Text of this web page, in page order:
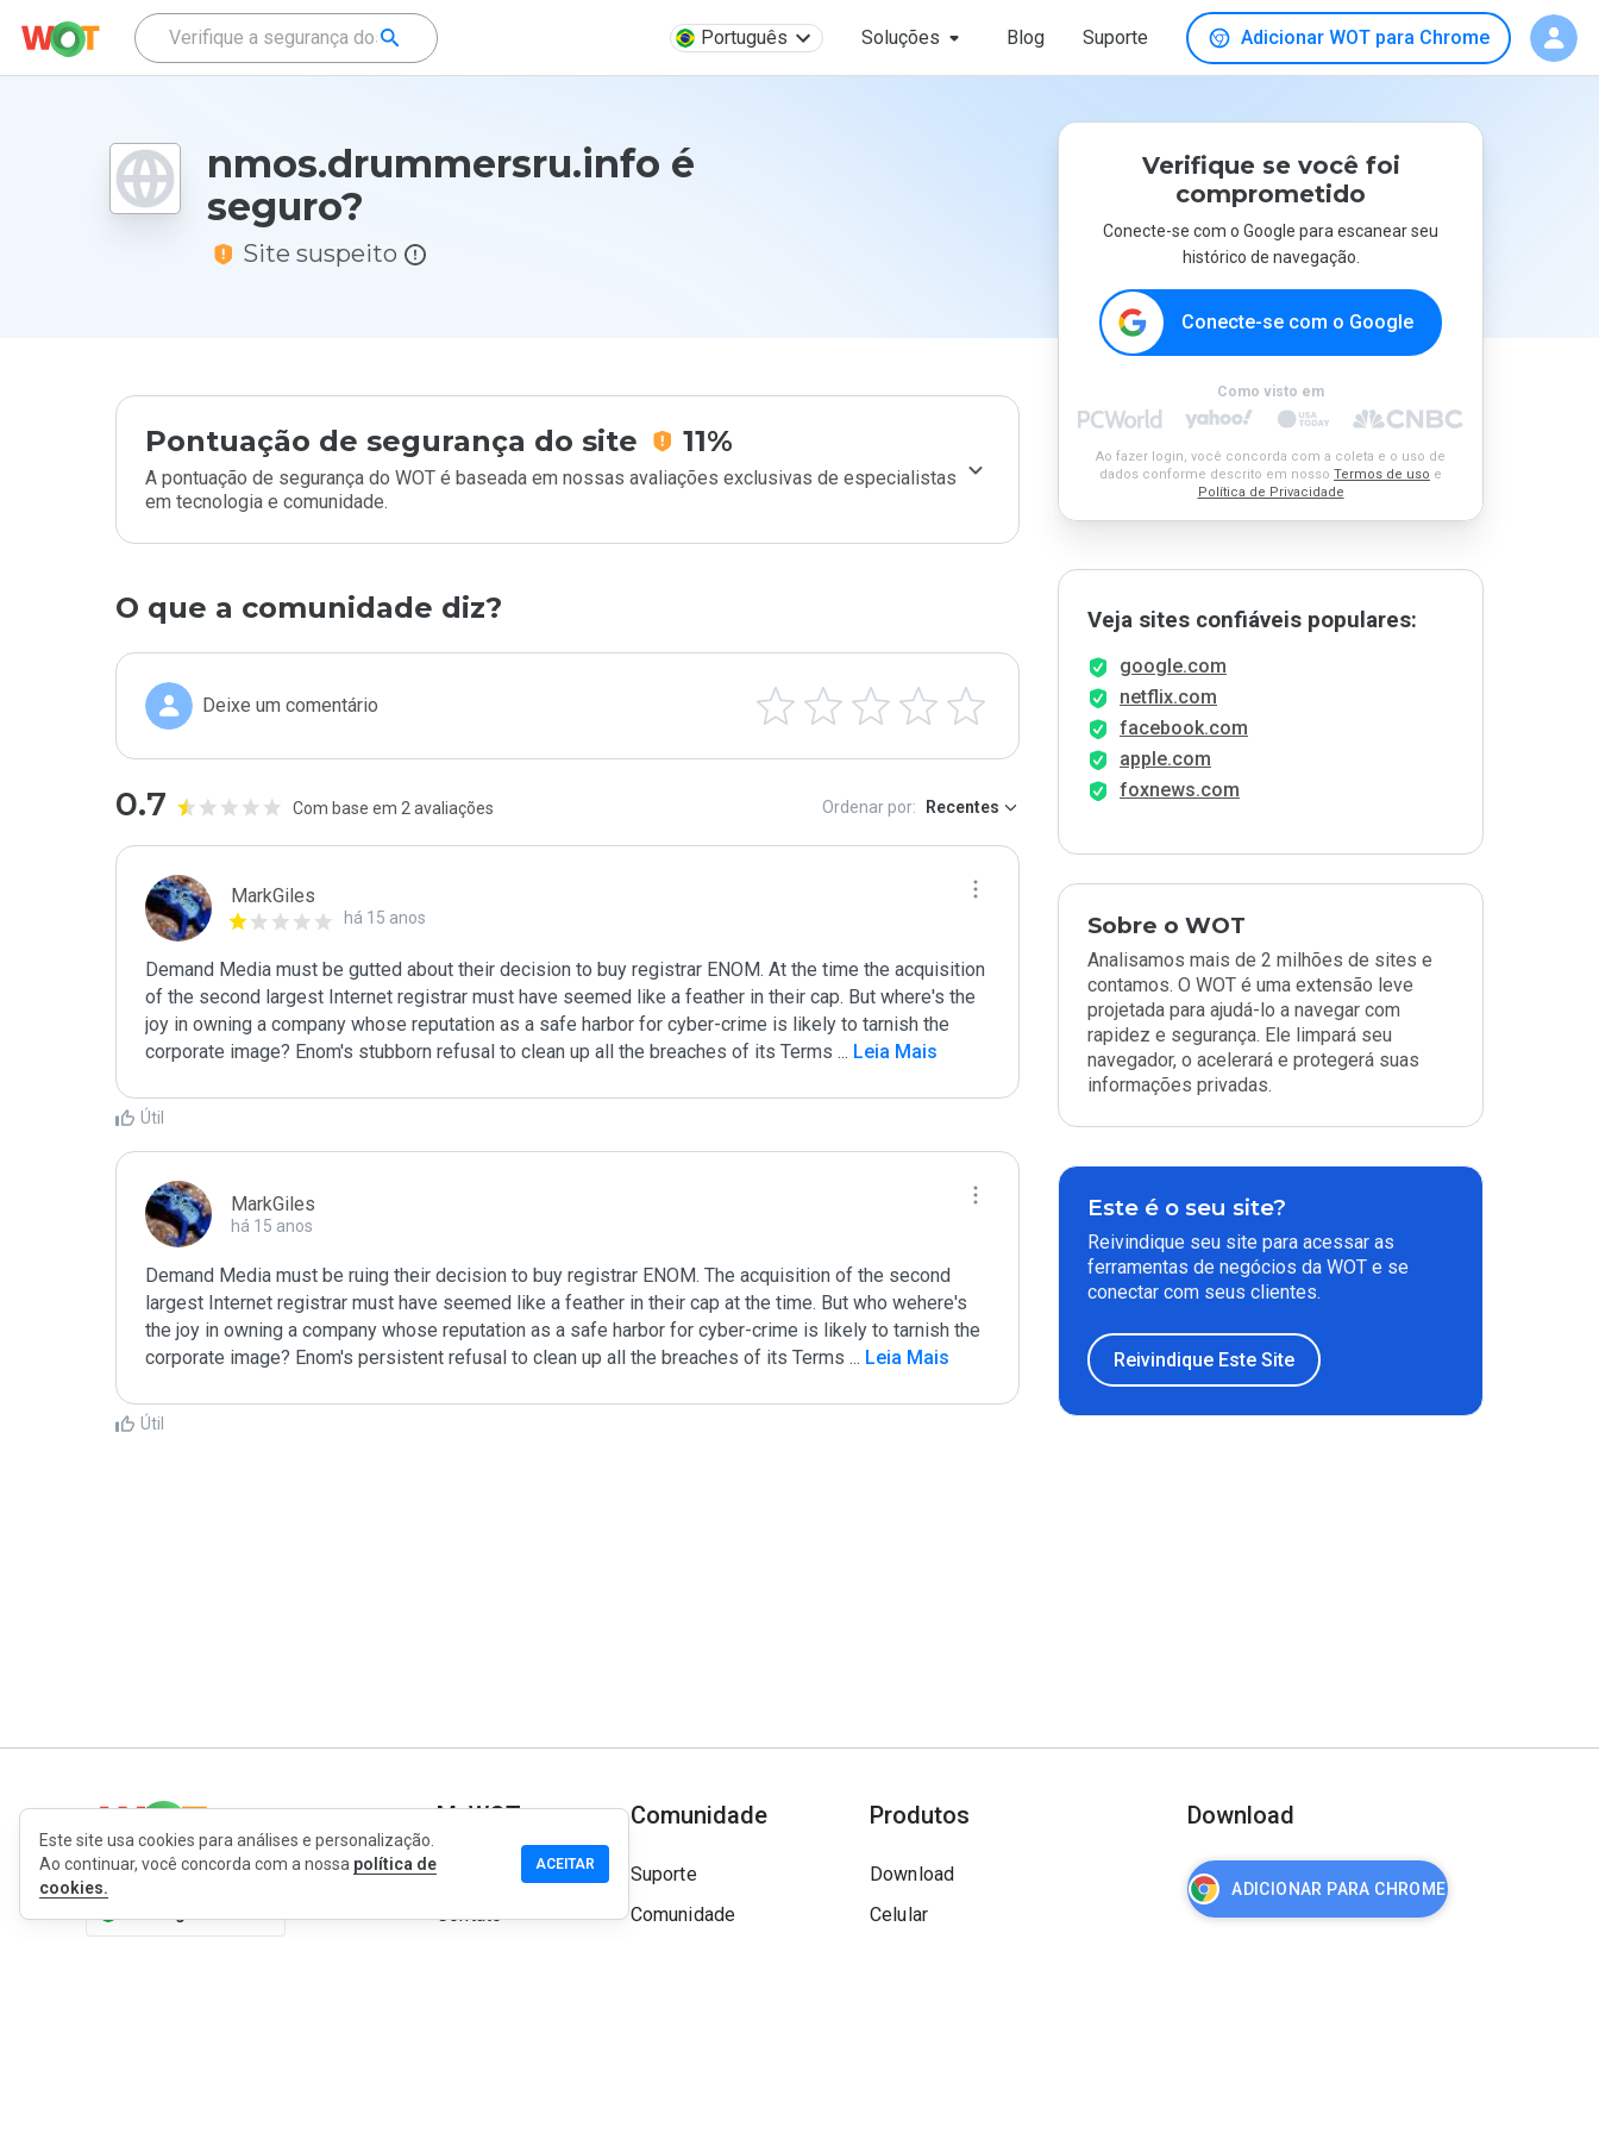
Português Soluções Blog Suporte Adicionar WOT para Chrome
nmos.drummersru.info é
seguro?
Site suspeito
Pontuação de segurança do site 11%
A pontuação de segurança do WOT é baseada em nossas avaliações exclusivas de especialistas
em tecnologia e comunidade.
O que a comunidade diz?
Deixe um comentário
0.7 Com base em 2 avaliações Ordenar por: Recentes
MarkGiles
há 15 anos
Demand Media must be gutted about their decision to buy registrar ENOM. At the time the acquisition
of the second largest Internet registrar must have seemed like a feather in their cap. But where's the
joy in owning a company whose reputation as a safe harbor for cyber-crime is likely to tarnish the
corporate image? Enom's stubborn refusal to clean up all the breaches of its Terms ... Leia Mais
Útil
MarkGiles
há 15 anos
Demand Media must be ruing their decision to buy registrar ENOM. The acquisition of the second
largest Internet registrar must have seemed like a feather in their cap at the time. But who wehere's
the joy in owning a company whose reputation as a safe harbor for cyber-crime is likely to tarnish the
corporate image? Enom's persistent refusal to clean up all the breaches of its Terms ... Leia Mais
Útil
Verifique se você foi
comprometido
Conecte-se com o Google para escanear seu
histórico de navegação.
Conecte-se com o Google
Como visto em
Ao fazer login, você concorda com a coleta e o uso de
dados conforme descrito em nosso Termos de uso e
Política de Privacidade
Veja sites confiáveis populares:
google.com
netflix.com
facebook.com
apple.com
foxnews.com
Sobre o WOT
Analisamos mais de 2 milhões de sites e
contamos. O WOT é uma extensão leve
projetada para ajudá-lo a navegar com
rapidez e segurança. Ele limpará seu
navegador, o acelerará e protegerá suas
informações privadas.
Este é o seu site?
Reivindique seu site para acessar as
ferramentas de negócios da WOT e se
conectar com seus clientes.
Reivindique Este Site
MyWOT
Sobre Nós
Contato
Comunidade
Suporte
Comunidade
Produtos
Download
Celular
Download
ADICIONAR PARA CHROME
Este site usa cookies para análises e personalização.
Ao continuar, você concorda com a nossa política de
cookies.
ACEITAR